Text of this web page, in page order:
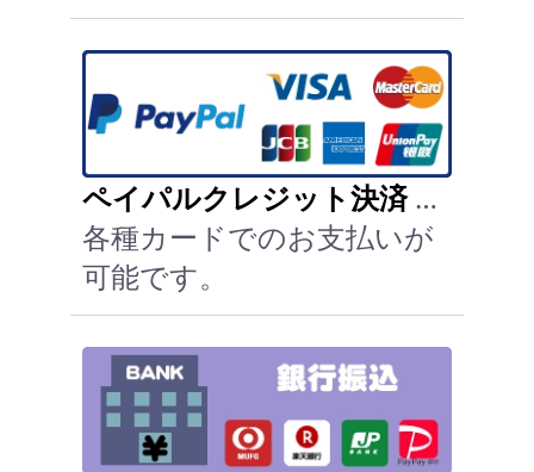
ペイパルクレジット決済…
各種カードでのお支払いが
可能です。